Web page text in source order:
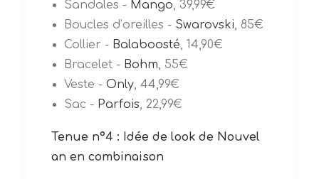
Sandales - Mango , 39,99€
Boucles d’oreilles - Swarovski , 85€
Collier - Balaboosté , 14,90€
Bracelet - Bohm , 55€
Veste - Only , 44,99€
Sac - Parfois , 22,99€
Tenue n°4 : Idée de look de Nouvel
an en combinaison